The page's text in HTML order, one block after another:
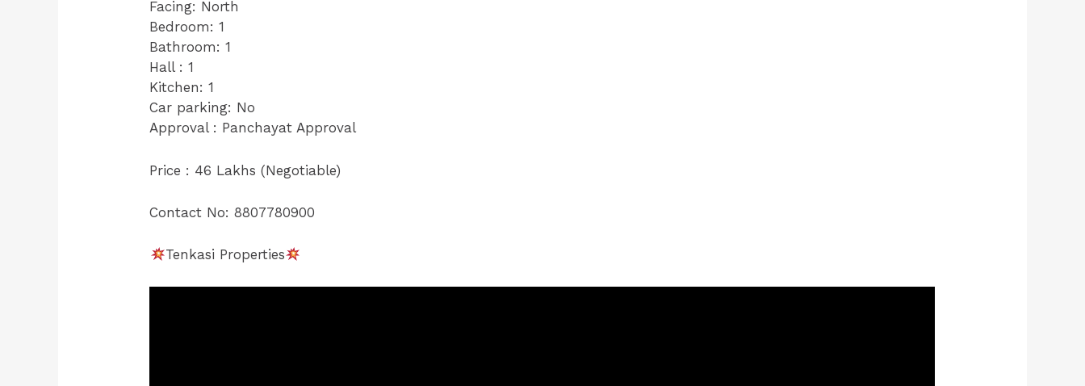
Facing: North
Bedroom: 1
Bathroom: 1
Hall : 1
Kitchen: 1
Car parking: No
Approval : Panchayat Approval
Price : 46 Lakhs (Negotiable)
Contact No: 8807780900
Tenkasi Properties